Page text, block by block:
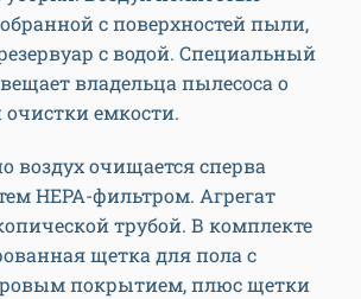
с поверхностей пыли,
с водой. Специальный
владельца пылесоса о
емкости.
воздух очищается сперва
HEPA-фильтром. Агрегат
трубой. В комплекте
щетка для пола с
покрытием, плюс щетки